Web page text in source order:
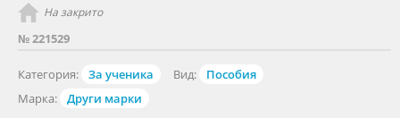
№ 221529
Категория: За ученика Вид:
Пособия
Марка:
Други марки
На закрито